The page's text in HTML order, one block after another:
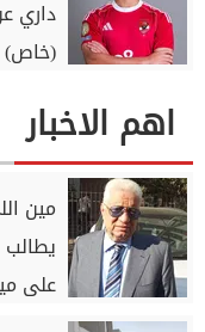
داري
(خاص)
اهم الاخبار
مين
على